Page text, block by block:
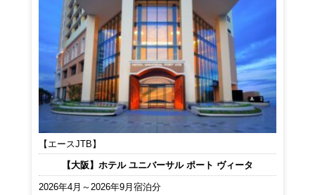
【エースJTB】
【大阪】ホテル ユニバーサル ポート ヴィータ
2026年4月～2026年9月宿泊分